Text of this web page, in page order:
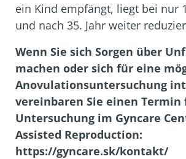
ein Kind empfängt, liegt bei nur
und nach 35. Jahr weiter
Wenn Sie sich Sorgen über
machen oder sich für eine
Anovulationsuntersuchung
vereinbaren Sie einen Termin
Untersuchung im Gyncare
Assisted Reproduction:
https://gyncare.sk/kontakt/